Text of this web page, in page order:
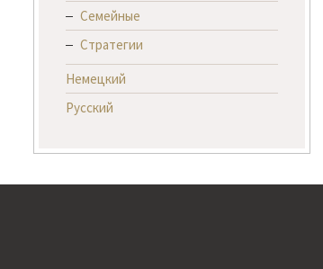
Семейные
Стратегии
Немецкий
Русский